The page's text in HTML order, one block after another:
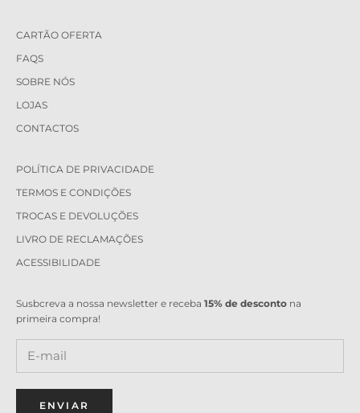
CARTÃO OFERTA
FAQS
SOBRE NÓS
LOJAS
CONTACTOS
POLÍTICA DE PRIVACIDADE
TERMOS E CONDIÇÕES
TROCAS E DEVOLUÇÕES
LIVRO DE RECLAMAÇÕES
ACESSIBILIDADE
Susbcreva a nossa newsletter e receba 15% de desconto na
primeira compra!
ENVIAR